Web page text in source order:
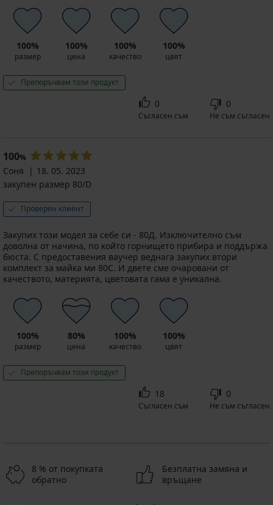
100%
размер
100%
цена
100%
качество
100%
цвят
Препоръчвам този продукт
0
Съгласен съм
0
Не съм съгласен
100%
Соня
18. 05. 2023
закупен размер 80/D
Проверен клиент
Закупих този модел за себе си - 80Д. Изключително съм
доволна от начина, по който горнището прибира и поддържа
бюста. С предоставения ваучер веднага закупих втори
комплект за майка ми 80С. И двете сме очаровани от
качеството, материята, цветовата гама е уникална.
100%
размер
80%
цена
100%
качество
100%
цвят
Препоръчвам този продукт
18
Съгласен съм
0
Не съм съгласен
8 % от покупката
обратно
Безплатна замяна и
връщане